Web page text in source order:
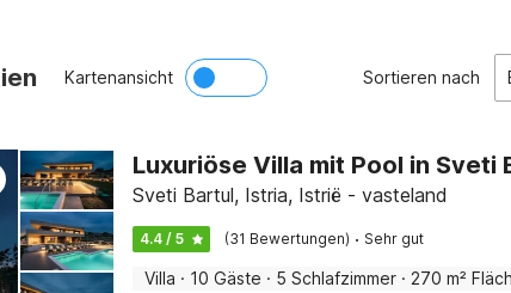
Kartenansicht Sortieren nach
Luxuriöse Villa mit Pool in Sveti
Sveti Bartul, Istria, Istrië - vasteland
4.4 / 5 (31 Bewertungen) · Sehr gut
Villa · 10 Gäste · 5 Schlafzimmer · 270 m²